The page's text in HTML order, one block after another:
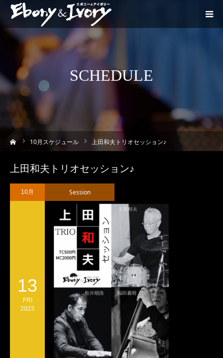
SCHEDULE
10月スケジュール 上田和夫トリオセッション♪
上田和夫トリオセッション♪
10月
13
FRI
2023
Session